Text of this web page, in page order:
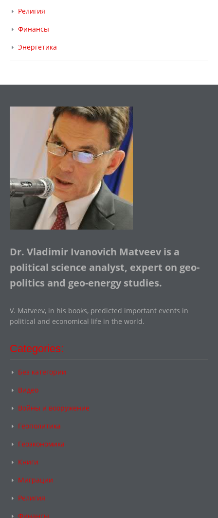
Религия
Финансы
Энергетика
Dr. Vladimir Ivanovich Matveev is a
political science analyst, expert on geo-
politics and geo-energy studies.
V. Matveev, in his books, predicted important events in
political and economical life in the world.
Categories:
Без категории
Видео
Войны и вооружение
Геополитика
Геоэкономика
Книги
Миграции
Религия
Финансы